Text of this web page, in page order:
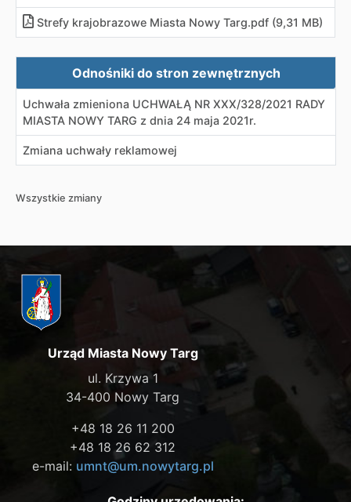
Strefy krajobrazowe Miasta Nowy Targ.pdf (9,31 MB)
Zewnętrzne odnośniki
Odnośniki do stron zewnętrznych
Uchwała zmieniona UCHWAŁĄ NR XXX/328/2021 RADY
MIASTA NOWY TARG z dnia 24 maja 2021r.
Zmiana uchwały reklamowej
Wszystkie zmiany
Urząd Miasta Nowy Targ
ul. Krzywa 1
34-400 Nowy Targ
+48 18 26 11 200
+48 18 26 62 312
e-mail: umnt@um.nowytarg.pl